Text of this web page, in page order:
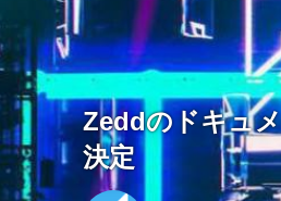
Zeddのドキュ
決定